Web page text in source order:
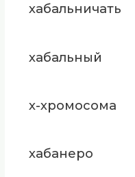
хабальничать
хабальный
х-хромосома
хабанеро